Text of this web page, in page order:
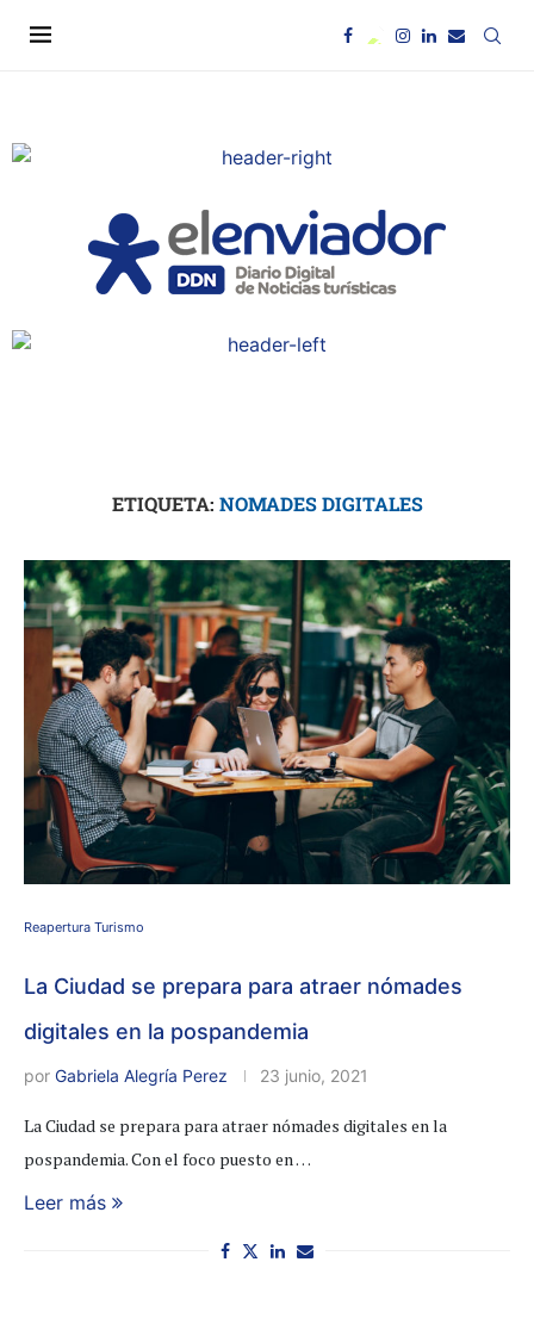
ETIQUETA: NOMADES DIGITALES
Reapertura Turismo
La Ciudad se prepara para atraer nómades
digitales en la pospandemia
por Gabriela Alegría Perez 23 junio, 2021
La Ciudad se prepara para atraer nómades digitales en la
pospandemia. Con el foco puesto en …
Leer más